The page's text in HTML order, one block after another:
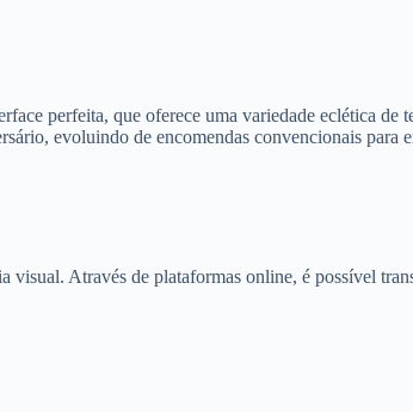
perfeita, que oferece uma variedade eclética de
evoluindo de encomendas convencionais para
Através de plataformas online, é possível